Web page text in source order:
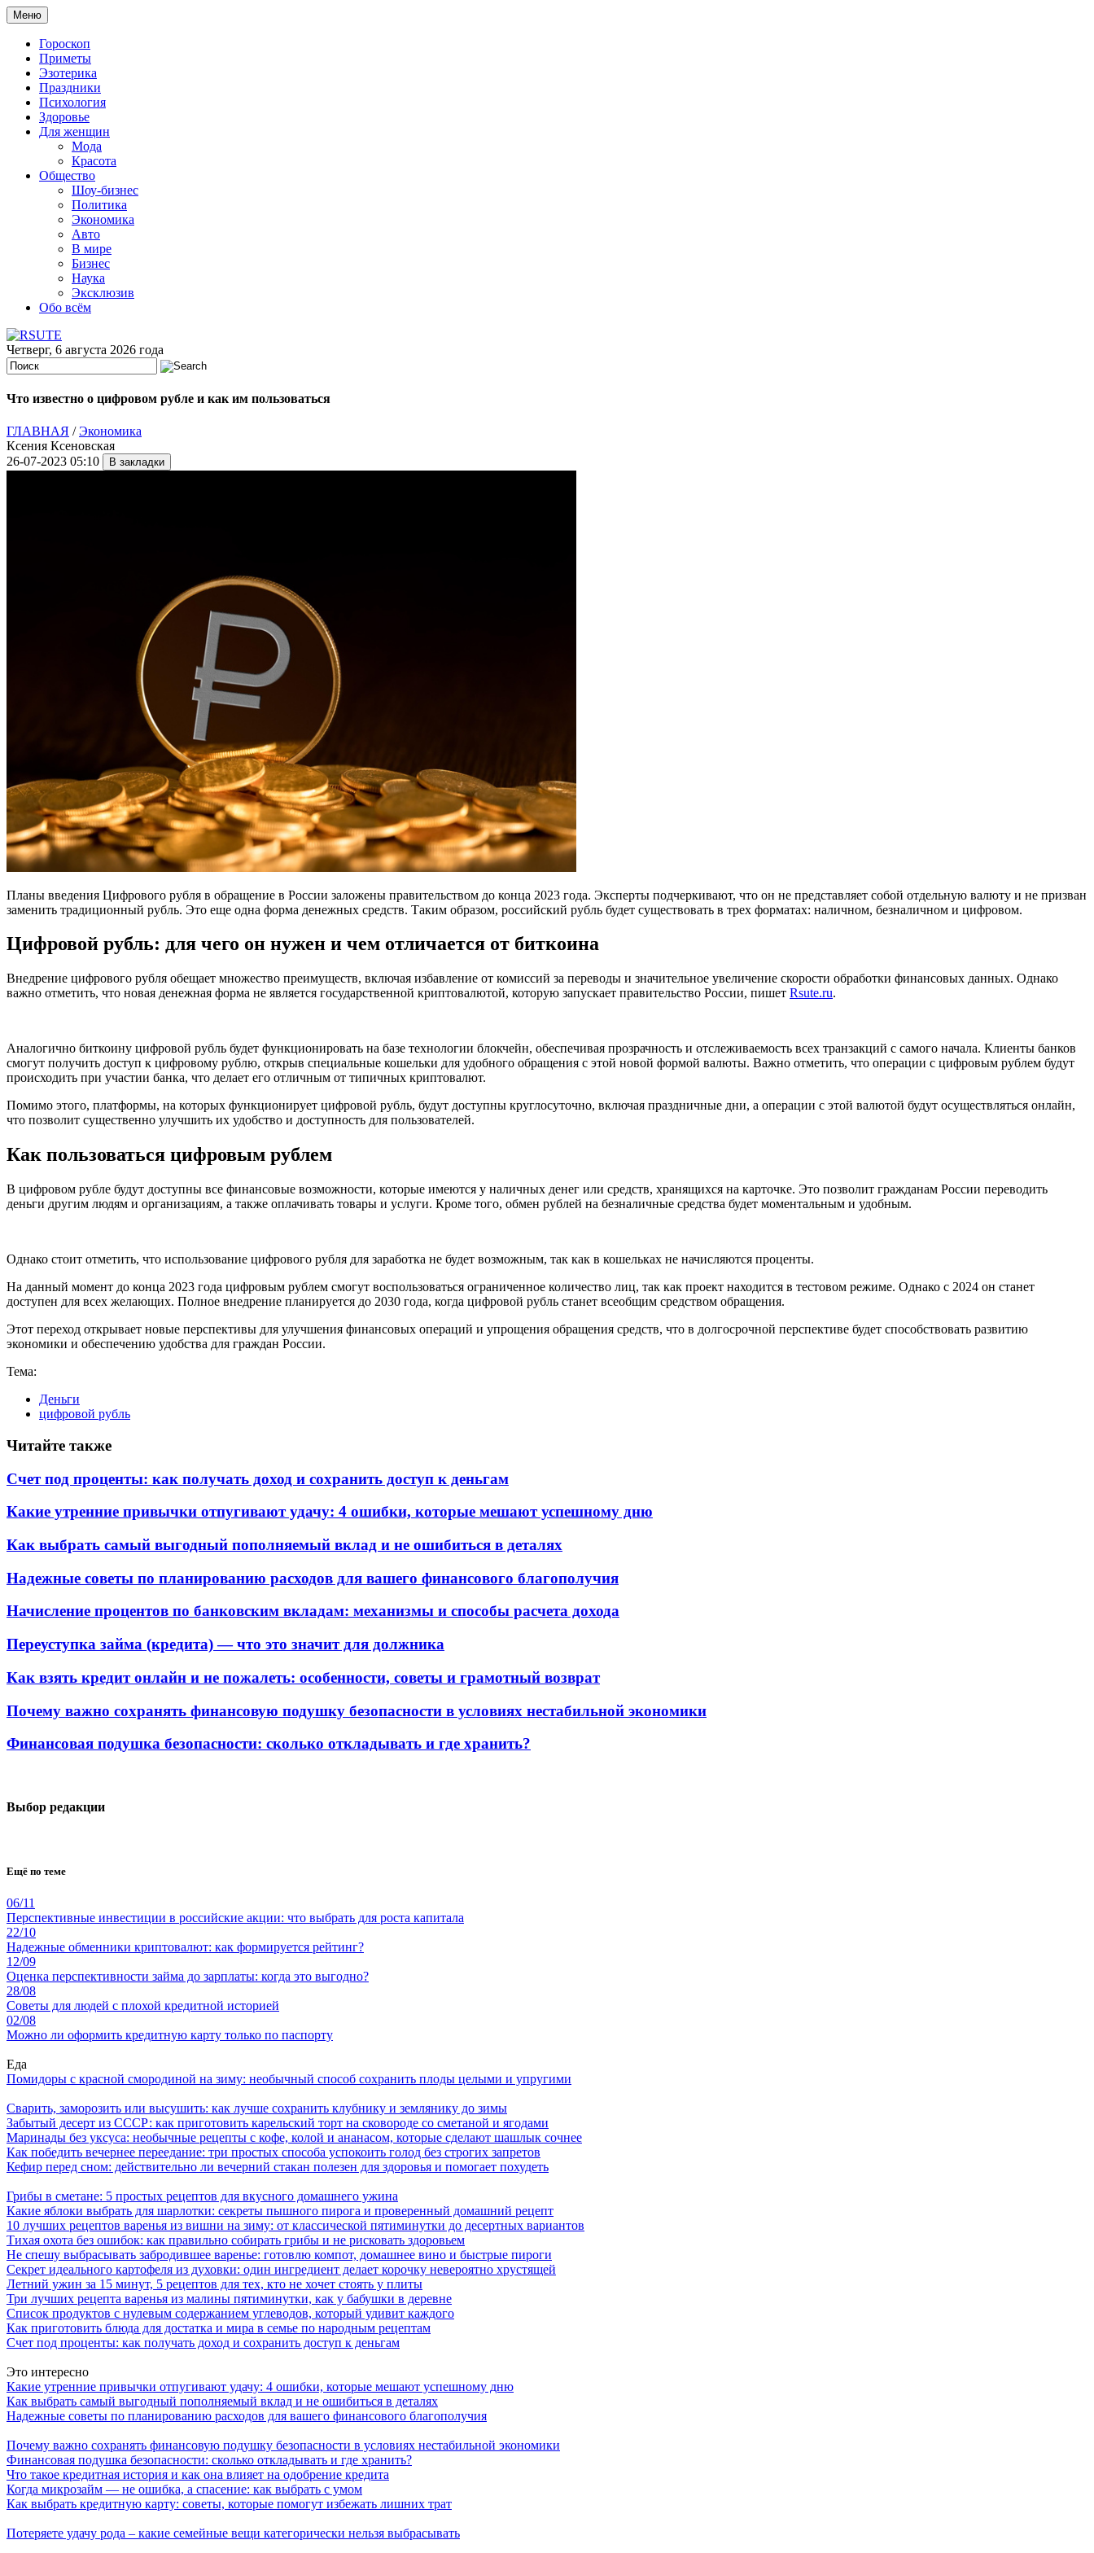
Меню
Гороскоп
Приметы
Эзотерика
Праздники
Психология
Здоровье
Для женщин
Мода
Красота
Общество
Шоу-бизнес
Политика
Экономика
Авто
В мире
Бизнес
Наука
Эксклюзив
Обо всём
Четверг, 6 августа 2026 года
Что известно о цифровом рубле и как им пользоваться
ГЛАВНАЯ /Экономика
Ксения Ксеновская
26-07-2023 05:10
Планы введения Цифрового рубля в обращение в России заложены правительством до конца 2023 года. Эксперты подчеркивают, что он не представляет собой отдельную валюту и не призван
заменить традиционный рубль. Это еще одна форма денежных средств. Таким образом, российский рубль будет существовать в трех форматах: наличном, безналичном и цифровом.
Цифровой рубль: для чего он нужен и чем отличается от биткоина
Внедрение цифрового рубля обещает множество преимуществ, включая избавление от комиссий за переводы и значительное увеличение скорости обработки финансовых данных. Однако
важно отметить, что новая денежная форма не является государственной криптовалютой, которую запускает правительство России, пишет Rsute.ru.
Аналогично биткоину цифровой рубль будет функционировать на базе технологии блокчейн, обеспечивая прозрачность и отслеживаемость всех транзакций с самого начала. Клиенты банков
смогут получить доступ к цифровому рублю, открыв специальные кошельки для удобного обращения с этой новой формой валюты. Важно отметить, что операции с цифровым рублем будут
происходить при участии банка, что делает его отличным от типичных криптовалют.
Помимо этого, платформы, на которых функционирует цифровой рубль, будут доступны круглосуточно, включая праздничные дни, а операции с этой валютой будут осуществляться онлайн,
что позволит существенно улучшить их удобство и доступность для пользователей.
Как пользоваться цифровым рублем
В цифровом рубле будут доступны все финансовые возможности, которые имеются у наличных денег или средств, хранящихся на карточке. Это позволит гражданам России переводить
деньги другим людям и организациям, а также оплачивать товары и услуги. Кроме того, обмен рублей на безналичные средства будет моментальным и удобным.
Однако стоит отметить, что использование цифрового рубля для заработка не будет возможным, так как в кошельках не начисляются проценты.
На данный момент до конца 2023 года цифровым рублем смогут воспользоваться ограниченное количество лиц, так как проект находится в тестовом режиме. Однако с 2024 он станет
доступен для всех желающих. Полное внедрение планируется до 2030 года, когда цифровой рубль станет всеобщим средством обращения.
Этот переход открывает новые перспективы для улучшения финансовых операций и упрощения обращения средств, что в долгосрочной перспективе будет способствовать развитию
экономики и обеспечению удобства для граждан России.
Тема:
Деньги
цифровой рубль
Читайте также
Счет под проценты: как получать доход и сохранить доступ к деньгам
Какие утренние привычки отпугивают удачу: 4 ошибки, которые мешают успешному дню
Как выбрать самый выгодный пополняемый вклад и не ошибиться в деталях
Надежные советы по планированию расходов для вашего финансового благополучия
Начисление процентов по банковским вкладам: механизмы и способы расчета дохода
Переуступка займа (кредита) — что это значит для должника
Как взять кредит онлайн и не пожалеть: особенности, советы и грамотный возврат
Почему важно сохранять финансовую подушку безопасности в условиях нестабильной экономики
Финансовая подушка безопасности: сколько откладывать и где хранить?
Выбор редакции
Ещё по теме
06/11
Перспективные инвестиции в российские акции: что выбрать для роста капитала
22/10
Надежные обменники криптовалют: как формируется рейтинг?
12/09
Оценка перспективности займа до зарплаты: когда это выгодно?
28/08
Советы для людей с плохой кредитной историей
02/08
Можно ли оформить кредитную карту только по паспорту
Еда
Помидоры с красной смородиной на зиму: необычный способ сохранить плоды целыми и упругими
Сварить, заморозить или высушить: как лучше сохранить клубнику и землянику до зимы
Забытый десерт из СССР: как приготовить карельский торт на сковороде со сметаной и ягодами
Маринады без уксуса: необычные рецепты с кофе, колой и ананасом, которые сделают шашлык сочнее
Как победить вечернее переедание: три простых способа успокоить голод без строгих запретов
Кефир перед сном: действительно ли вечерний стакан полезен для здоровья и помогает похудеть
Грибы в сметане: 5 простых рецептов для вкусного домашнего ужина
Какие яблоки выбрать для шарлотки: секреты пышного пирога и проверенный домашний рецепт
10 лучших рецептов варенья из вишни на зиму: от классической пятиминутки до десертных вариантов
Тихая охота без ошибок: как правильно собирать грибы и не рисковать здоровьем
Не спешу выбрасывать забродившее варенье: готовлю компот, домашнее вино и быстрые пироги
Секрет идеального картофеля из духовки: один ингредиент делает корочку невероятно хрустящей
Летний ужин за 15 минут, 5 рецептов для тех, кто не хочет стоять у плиты
Три лучших рецепта варенья из малины пятиминутки, как у бабушки в деревне
Список продуктов с нулевым содержанием углеводов, который удивит каждого
Как приготовить блюда для достатка и мира в семье по народным рецептам
Счет под проценты: как получать доход и сохранить доступ к деньгам
Это интересно
Какие утренние привычки отпугивают удачу: 4 ошибки, которые мешают успешному дню
Как выбрать самый выгодный пополняемый вклад и не ошибиться в деталях
Надежные советы по планированию расходов для вашего финансового благополучия
Почему важно сохранять финансовую подушку безопасности в условиях нестабильной экономики
Финансовая подушка безопасности: сколько откладывать и где хранить?
Что такое кредитная история и как она влияет на одобрение кредита
Когда микрозайм — не ошибка, а спасение: как выбрать с умом
Как выбрать кредитную карту: советы, которые помогут избежать лишних трат
Потеряете удачу рода – какие семейные вещи категорически нельзя выбрасывать